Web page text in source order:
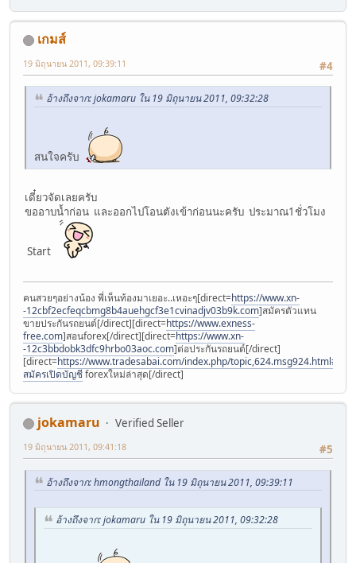
เกมส์
#4
19 มิถุนายน 2011, 09:39:11
อ้างถึงจาก: jokamaru ใน 19 มิถุนายน 2011, 09:32:28
สนใจครับ
เดี๋ยวจัดเลยครับ
ขออาบน้ำก่อน และออกไปโอนตังเข้าก่อนนะครับ ประมาณ1ชั่วโมง
Start
คนสวยๆอย่างน้อง พี่เห็นท้องมาเยอะ..เหอะๆ[direct=https://www.xn-
-12cbf2ecfeqcbmg8b4auehgcf3e1cvinadjv03b9k.com]สมัครตัวแทน
ขายประกันรถยนต์[/direct][direct=https://www.exness-
free.com]สอนforex[/direct][direct=https://www.xn-
-12c3bbdobk3dfc9hrbo03aoc.com]ต่อประกันรถยนต์[/direct]
[direct=https://www.tradesabai.com/index.php/
สมัครเปิดบัญชีforexใหม่ล่าสุด[/direct]
jokamaru
Verified Seller
#5
19 มิถุนายน 2011, 09:41:18
อ้างถึงจาก: hmongthailand ใน 19 มิถุนายน 2011, 09:39:11
อ้างถึงจาก: jokamaru ใน 19 มิถุนายน 2011, 09:32:28